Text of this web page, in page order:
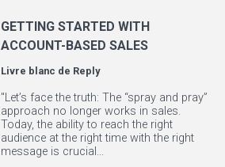
GETTING STARTED WITH
ACCOUNT-BASED SALES
Livre blanc de Reply
"Let’s face the truth: The “spray and pray”
approach no longer works in sales.
Today, the ability to reach the right
audience at the right time with the right
message is crucial...